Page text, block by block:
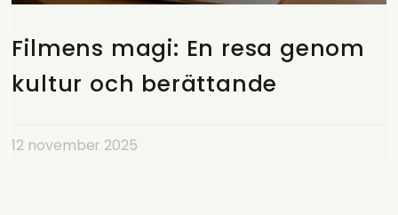
Filmens magi: En resa genom
kultur och berättande
12 november 2025